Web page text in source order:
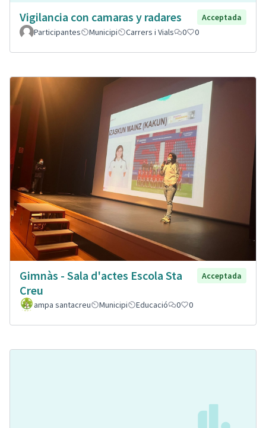
Vigilancia con camaras y radares
Acceptada
Participantes
Municipi Carrers i Vials 0 0
Gimnàs - Sala d'actes Escola Sta
Creu
Acceptada
ampa santacreu Municipi Educació 0 0